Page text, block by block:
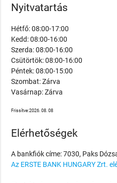
Nyitvatartás
Hétfő: 08:00-17:00
Kedd: 08:00-16:00
Szerda: 08:00-16:00
Csütörtök: 08:00-16:00
Péntek: 08:00-15:00
Szombat: Zárva
Vasárnap: Zárva
Frissítve:2026. 08. 08
Elérhetőségek
A bankfiók címe: 7030, Paks
Az ERSTE BANK HUNGARY Zrt.